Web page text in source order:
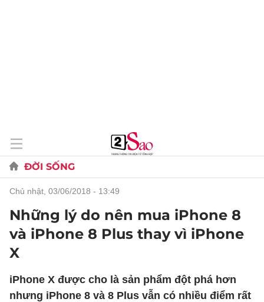
ĐỜI SỐNG
chủ nhật, 03/06/2018 - 13:49
Những lý do nên mua iPhone 8
và iPhone 8 Plus thay vì iPhone
X
iPhone X được cho là sản phẩm đột phá hơn
nhưng iPhone 8 và 8 Plus vẫn có nhiều điểm rất